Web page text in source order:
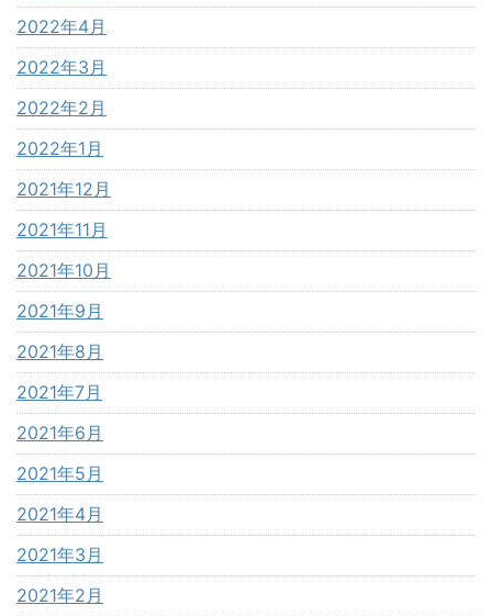
2022年4月
2022年3月
2022年2月
2022年1月
2021年12月
2021年11月
2021年10月
2021年9月
2021年8月
2021年7月
2021年6月
2021年5月
2021年4月
2021年3月
2021年2月